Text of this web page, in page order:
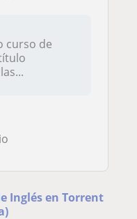
curso de
Inglés en Torrent